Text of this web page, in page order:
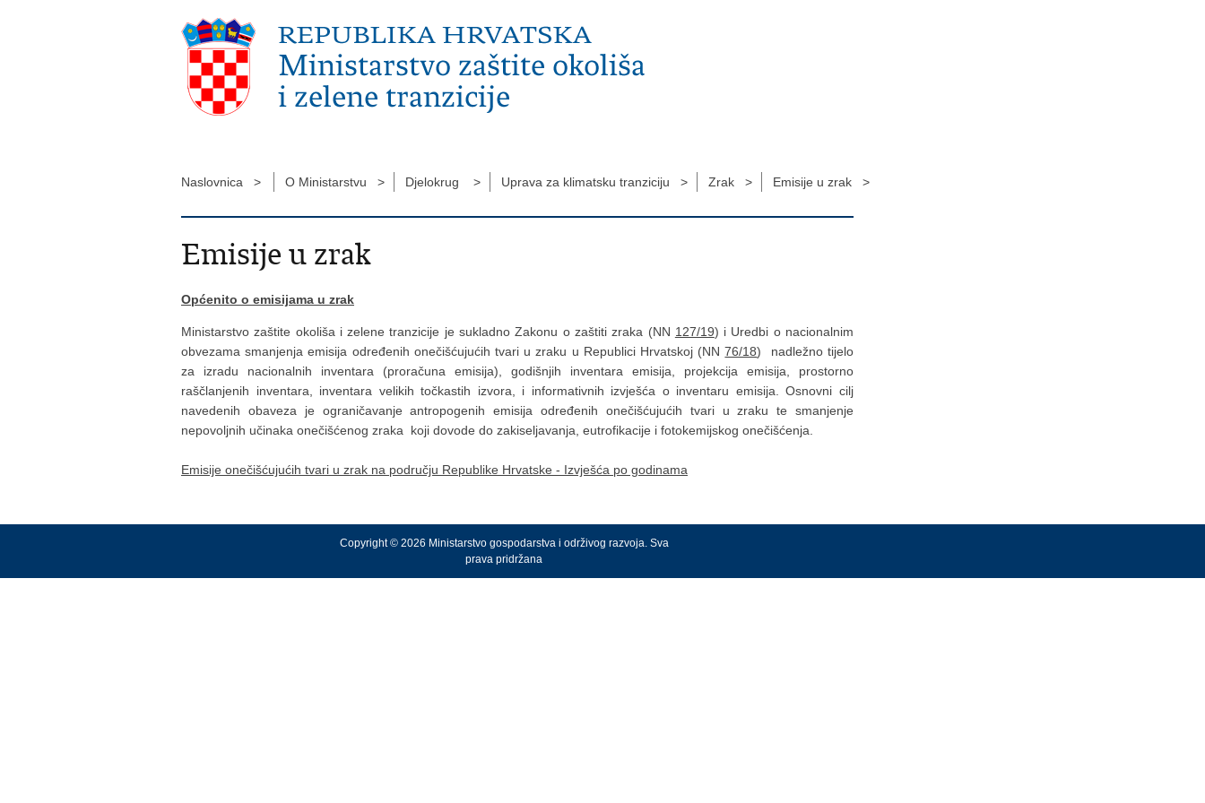
Naslovnica > O Ministarstvu > Djelokrug > Uprava za klimatsku tranziciju > Zrak > Emisije u zrak >
Emisije u zrak
Općenito o emisijama u zrak
Ministarstvo zaštite okoliša i zelene tranzicije je sukladno Zakonu o zaštiti zraka (NN 127/19) i Uredbi o nacionalnim
obvezama smanjenja emisija određenih onečišćujućih tvari u zraku u Republici Hrvatskoj (NN76/18) nadležno tijelo
za izradu nacionalnih inventara (proračuna emisija), godišnjih inventara emisija, projekcija emisija, prostorno
raščlanjenih inventara, inventara velikih točkastih izvora, i informativnih izvješća o inventaru emisija. Osnovni cilj
navedenih obaveza je ograničavanje antropogenih emisija određenih onečišćujućih tvari u zraku te smanjenje
nepovoljnih učinaka onečišćenog zraka koji dovode do zakiseljavanja, eutrofikacije i fotokemijskog onečišćenja.
Emisije onečišćujućih tvari u zrak na području Republike Hrvatske - Izvješća po godinama
Copyright © 2026 Ministarstvo gospodarstva i održivog razvoja. Sva
prava pridržana